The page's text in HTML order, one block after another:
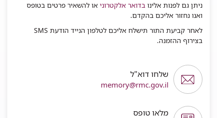
ניתן גם לפנות אלינו בדואר אלקטרוני או להשאיר פרטים בטופס
ואנו נחזור אליכם בהקדם.
לאחר קביעת התור תישלח אליכם לטלפון הנייד הודעת SMS
בצירוף ההזמנה.
שלחו דוא"ל
memory@rmc.gov.il
מלאו טופס